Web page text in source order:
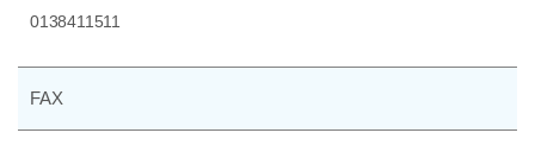
0138411511
FAX